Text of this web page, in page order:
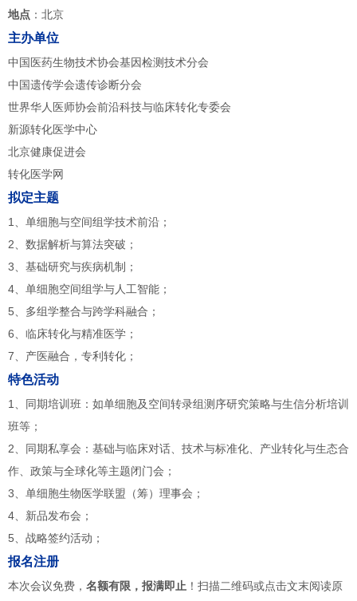
地点 ：北京
主办单位
中国医药生物技术协会基因检测技术分会
中国遗传学会遗传诊断分会
世界华人医师协会前沿科技与临床转化专委会
新源转化医学中心
北京健康促进会
转化医学网
拟定主题
1、单细胞与空间组学技术前沿；
2、数据解析与算法突破；
3、基础研究与疾病机制；
4、单细胞空间组学与人工智能；
5、多组学整合与跨学科融合；
6、临床转化与精准医学；
7、产医融合，专利转化；
特色活动
1、同期培训班：如单细胞及空间转录组测序研究策略与生信分析培训
班等；
2、同期私享会：基础与临床对话、技术与标准化、产业转化与生态合
作、政策与全球化等主题闭门会；
3、单细胞生物医学联盟（筹）理事会；
4、新品发布会；
5、战略签约活动；
报名注册
本次会议免费， 名额有限，报满即止 ！扫描二维码或点击文末阅读原